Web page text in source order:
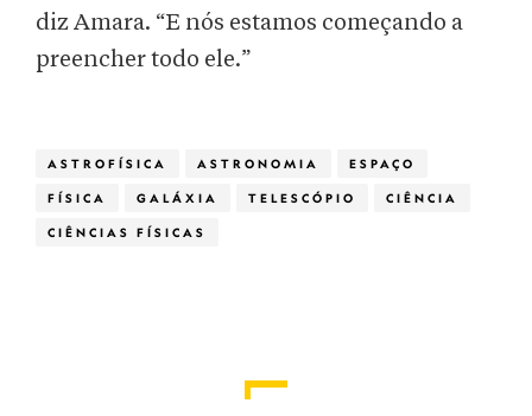
diz Amara. “E nós estamos começando a
preencher todo ele.”
ASTROFÍSICA ASTRONOMIA ESPAÇO
FÍSICA GALÁXIA TELESCÓPIO CIÊNCIA
CIÊNCIAS FÍSICAS